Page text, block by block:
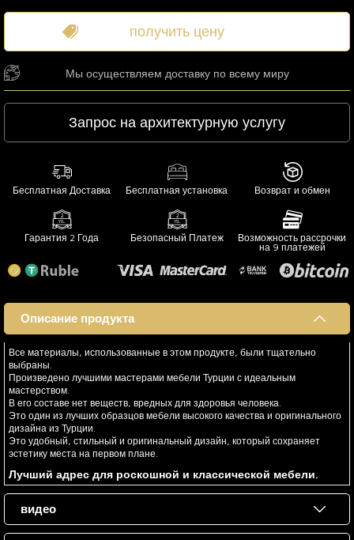
получить цену
Мы осуществляем доставку по всему миру
Запрос на архитектурную услугу
Бесплатная Доставка Бесплатная установка Возврат и обмен
Гарантия 2 Года Безопасный Платеж
Возможность рассрочки
на 9 платежей
Описание продукта
Все материалы, использованные в этом продукте, были тщательно
выбраны.
Произведено лучшими мастерами мебели Турции с идеальным
мастерством.
В его составе нет веществ, вредных для здоровья человека.
Это один из лучших образцов мебели высокого качества и оригинального
дизайна из Турции.
Это удобный, стильный и оригинальный дизайн, который сохраняет
эстетику места на первом плане.
Лучший адрес для роскошной и классической мебели.
видео